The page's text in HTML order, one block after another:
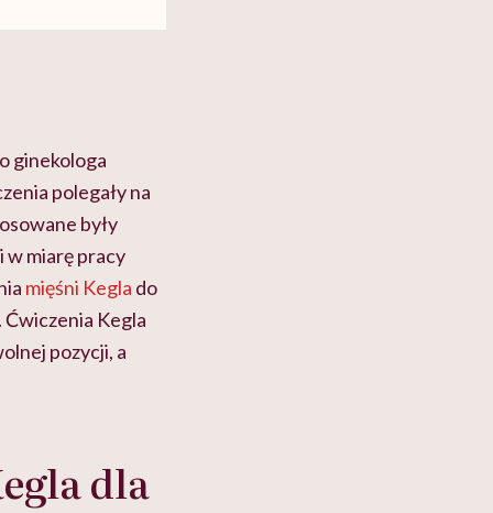
ginekologa
polegały na
były
w miarę pracy
mięśni Kegla do
.Ćwiczenia Kegla
pozycji, a
dla